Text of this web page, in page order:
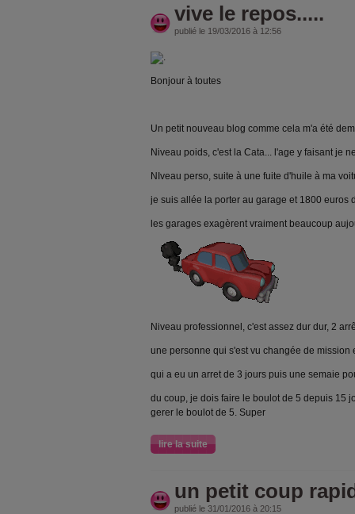
vive le repos.....
publié le 19/03/2016 à 12:56
.
Bonjour à toutes
Un petit nouveau blog comme cela m'a été
Niveau poids, c'est la Cata... l'age y faisant je
NIveau perso, suite à une fuite d'huile à ma
je suis allée la porter au garage et 1800 euros
les garages exagèrent vraiment beaucoup
Niveau professionnel, c'est assez dur dur, 2
une personne qui s'est vu changée de
qui a eu un arret de 3 jours puis une semaie
du coup, je dois faire le boulot de 5 depuis 15
gerer le boulot de 5. Super
lire la suite
un petit coup
publié le 31/01/2016 à 20:15